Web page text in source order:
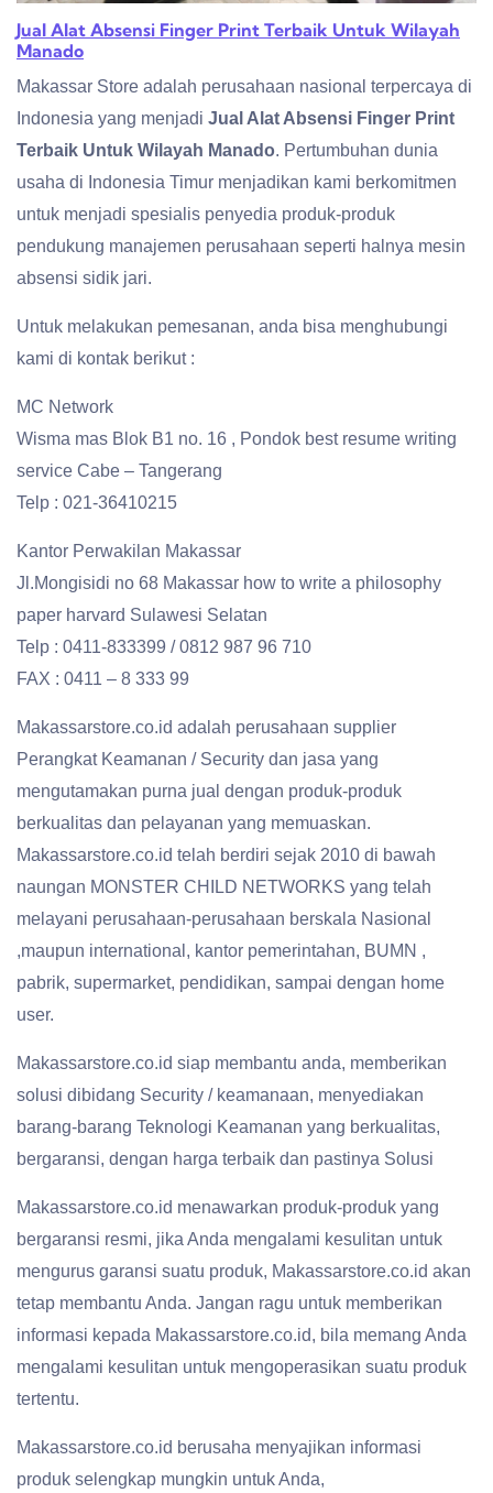
Jual Alat Absensi Finger Print Terbaik Untuk Wilayah
Manado
Makassar Store adalah perusahaan nasional terpercaya di
Indonesia yang menjadi Jual Alat Absensi Finger Print
Terbaik Untuk Wilayah Manado. Pertumbuhan dunia
usaha di Indonesia Timur menjadikan kami berkomitmen
untuk menjadi spesialis penyedia produk-produk
pendukung manajemen perusahaan seperti halnya mesin
absensi sidik jari.
Untuk melakukan pemesanan, anda bisa menghubungi
kami di kontak berikut :
MC Network
Wisma mas Blok B1 no. 16 , Pondok best resume writing
service Cabe – Tangerang
Telp : 021-36410215
Kantor Perwakilan Makassar
Jl.Mongisidi no 68 Makassar how to write a philosophy
paper harvard Sulawesi Selatan
Telp : 0411-833399 / 0812 987 96 710
FAX : 0411 – 8 333 99
Makassarstore.co.id adalah perusahaan supplier
Perangkat Keamanan / Security dan jasa yang
mengutamakan purna jual dengan produk-produk
berkualitas dan pelayanan yang memuaskan.
Makassarstore.co.id telah berdiri sejak 2010 di bawah
naungan MONSTER CHILD NETWORKS yang telah
melayani perusahaan-perusahaan berskala Nasional
,maupun international, kantor pemerintahan, BUMN ,
pabrik, supermarket, pendidikan, sampai dengan home
user.
Makassarstore.co.id siap membantu anda, memberikan
solusi dibidang Security / keamanaan, menyediakan
barang-barang Teknologi Keamanan yang berkualitas,
bergaransi, dengan harga terbaik dan pastinya Solusi
Makassarstore.co.id menawarkan produk-produk yang
bergaransi resmi, jika Anda mengalami kesulitan untuk
mengurus garansi suatu produk, Makassarstore.co.id akan
tetap membantu Anda. Jangan ragu untuk memberikan
informasi kepada Makassarstore.co.id, bila memang Anda
mengalami kesulitan untuk mengoperasikan suatu produk
tertentu.
Makassarstore.co.id berusaha menyajikan informasi
produk selengkap mungkin untuk Anda,